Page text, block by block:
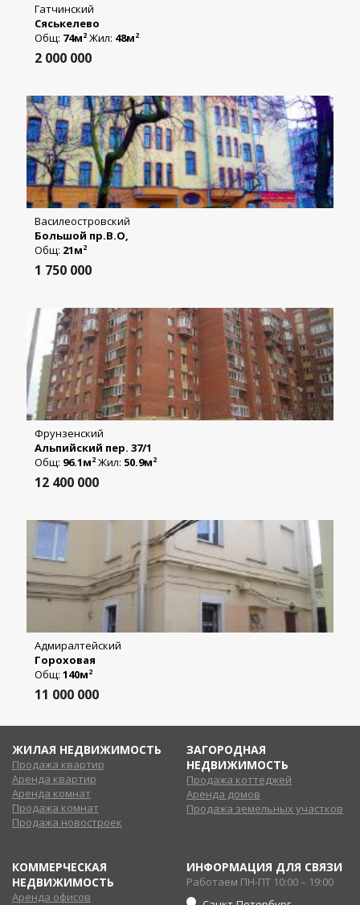
Гатчинский
Сяськелево
Общ: 74м2 Жил: 48м2
2 000 000
Василеостровский
Большой пр.В.О,
Общ: 21м2
1 750 000
Фрунзенский
Альпийский пер. 37/1
Общ: 96.1м2 Жил: 50.9м2
12 400 000
Адмиралтейский
Гороховая
Общ: 140м2
11 000 000
ЖИЛАЯ НЕДВИЖИМОСТЬ
Продажа квартир
Аренда квартир
Аренда комнат
Продажа комнат
Продажа новостроек
ЗАГОРОДНАЯ
НЕДВИЖИМОСТЬ
Продажа коттеджей
Аренда домов
Продажа земельных участков
КОММЕРЧЕСКАЯ
НЕДВИЖИМОСТЬ
Аренда офисов
ИНФОРМАЦИЯ ДЛЯ СВЯЗИ
Работаем ПН-ПТ 10:00 – 19:00